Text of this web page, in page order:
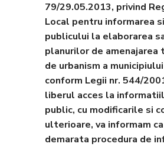
79/29.05.2013, privind
Local pentru informarea
publicului la elaborarea
planurilor de
de urbanism a
conform Legii nr. 544/
liberul acces la
public, cu modificarile si
ulterioare, va informam
demarata procedura de